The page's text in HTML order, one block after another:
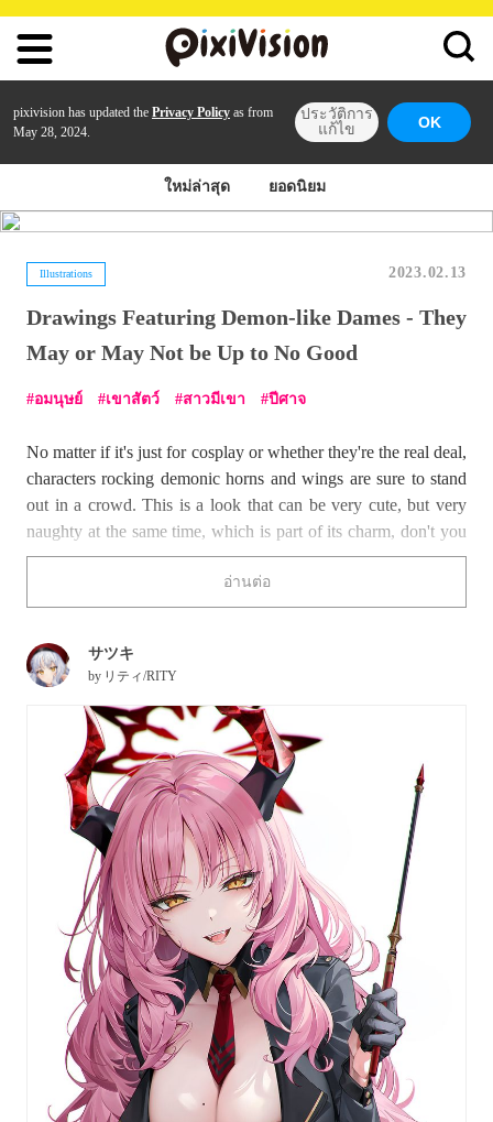
pixivision has updated the Privacy Policy as from
May 28, 2024.
ประวัติการ
แก้ไข
OK
ใหม่ล่าสุด ยอดนิยม
Illustrations 2023.02.13
Drawings Featuring Demon-like Dames - They
May or May Not be Up to No Good
อมนุษย์ เขาสัตว์ สาวมีเขา ปีศาจ
No matter if it's just for cosplay or whether they're the real deal,
characters rocking demonic horns and wings are sure to stand
out in a crowd. This is a look that can be very cute, but very
naughty at the same time, which is part of its charm, don't you
think?
) seems to be ready to teach you a
very important lesson.
อ่านต่อ
サツキ
by リティ/RITY